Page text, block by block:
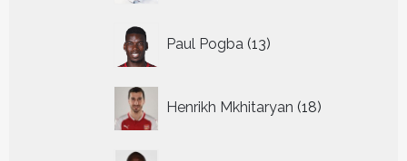
Paul Pogba 13
producten
Henrikh Mkhitaryan 18
producten